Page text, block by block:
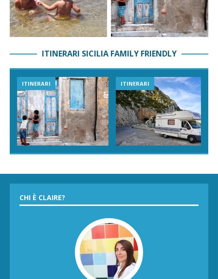
ITINERARI SICILIA FAMILY FRIENDLY
ITINERARI ITINERARI
CHI È CLAIRE?